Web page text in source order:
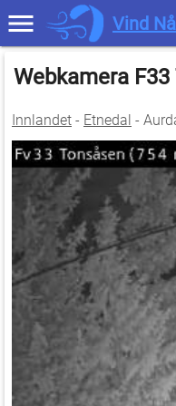
Vind Nå
Webkamera
Innlandet - Etnedal -